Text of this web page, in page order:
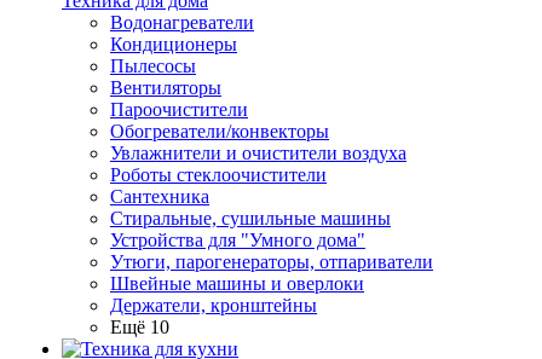
Водонагреватели
Кондиционеры
Пылесосы
Вентиляторы
Пароочистители
Обогреватели/конвекторы
Увлажнители и очистители воздуха
Роботы стеклоочистители
Сантехника
Стиральные, сушильные машины
Устройства для "Умного дома"
Утюги, парогенераторы, отпариватели
Швейные машины и оверлоки
Держатели, кронштейны
Ещё 10